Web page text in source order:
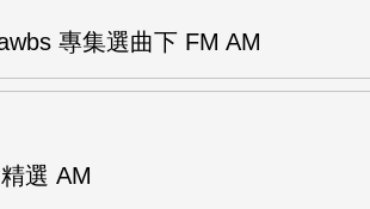
專集選曲下 FM AM
選 AM